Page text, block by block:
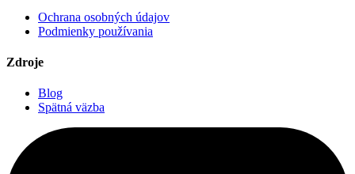
Ochrana osobných údajov
Podmienky používania
Zdroje
Blog
Spätná väzba